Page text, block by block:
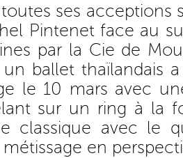
ses acceptions
Pintenet face au
par la Cie de
ballet thaïlandais
le 10 mars avec
sur un ring à la
classique avec le
métissage en